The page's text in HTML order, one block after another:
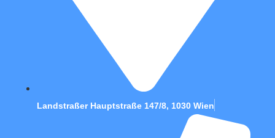
Landstraßer Hauptstraße 147/8, 1030 Wien